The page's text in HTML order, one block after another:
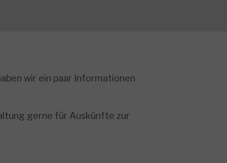
wir ein paar Informationen
gerne für Auskünfte zur